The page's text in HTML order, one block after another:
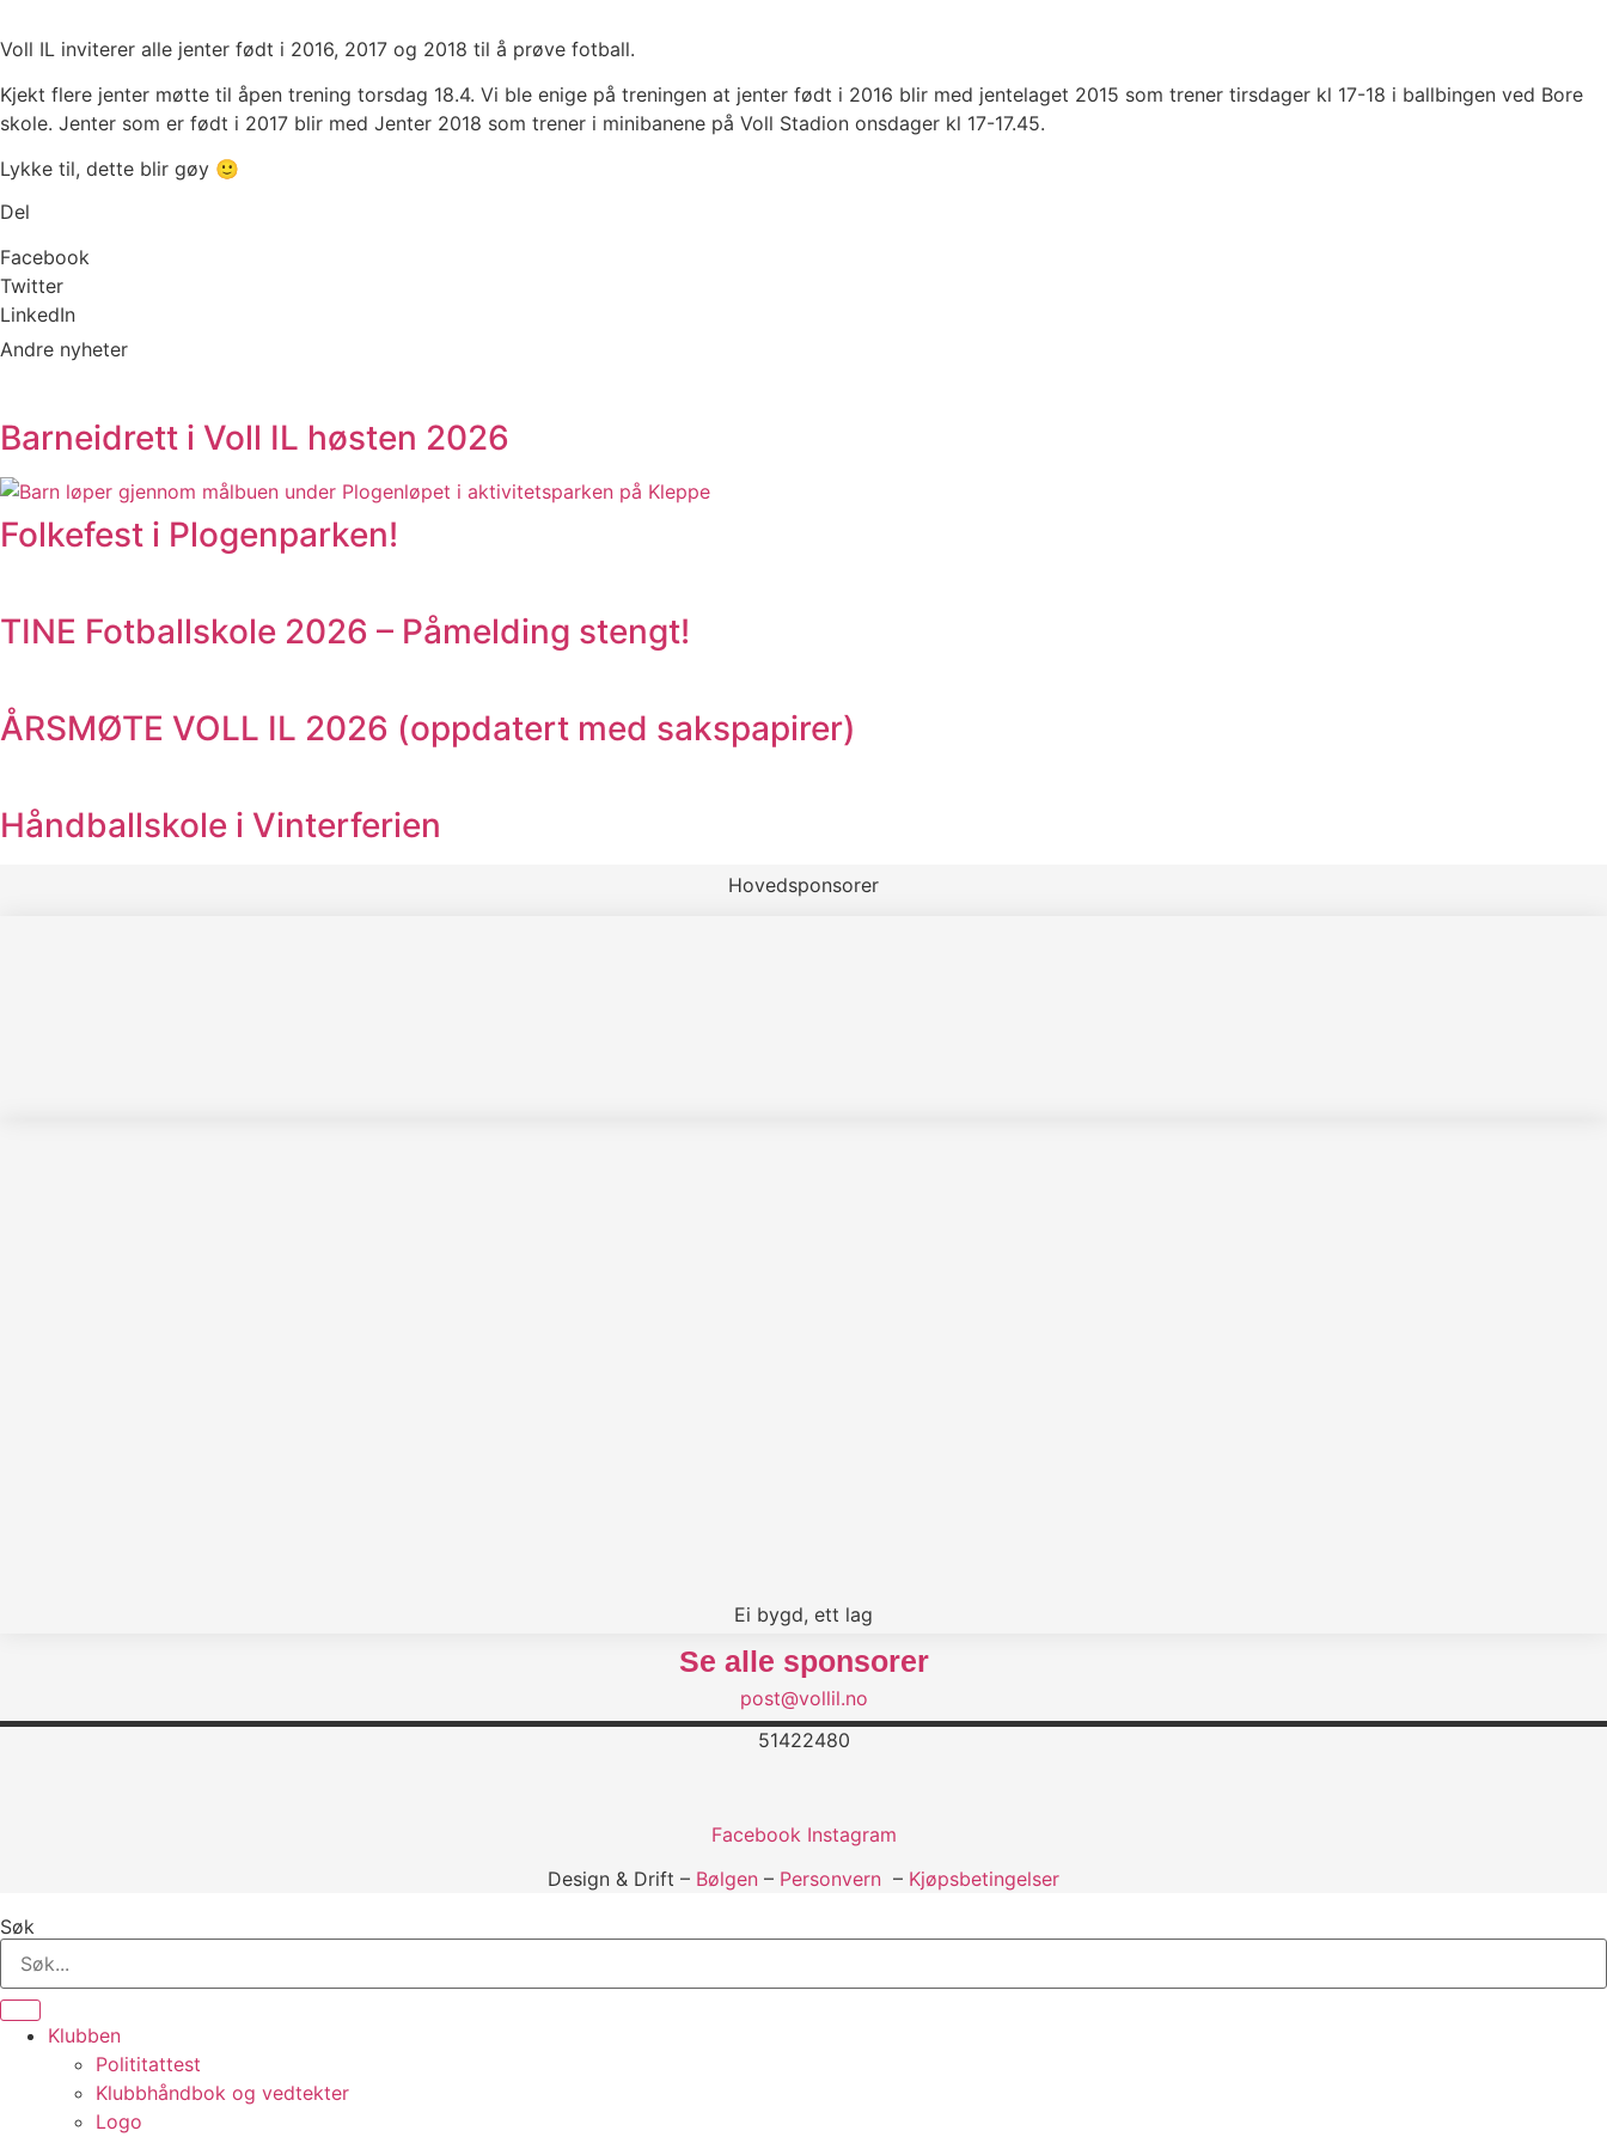
to
Voll IL inviterer alle jenter født i 2016, 2017 og 2018 til å prøve fotball.
Kjekt flere jenter møtte til åpen trening torsdag 18.4. Vi ble enige på treningen at jenter født i 2016 blir med jentelaget 2015 som trener tirsdager kl 17-18 i ballbingen ved Bore
skole. Jenter som er født i 2017 blir med Jenter 2018 som trener i minibanene på Voll Stadion onsdager kl 17-17.45.
Lykke til, dette blir gøy 🙂
Del
Facebook
Twitter
LinkedIn
Andre nyheter
Barneidrett i Voll IL høsten 2026
Folkefest i Plogenparken!
TINE Fotballskole 2026 – Påmelding stengt!
ÅRSMØTE VOLL IL 2026 (oppdatert med sakspapirer)
Håndballskole i Vinterferien
Hovedsponsorer
Se alle sponsorer
Ei bygd, ett lag
post@vollil.no
51422480
Facebook Instagram
Design & Drift – Bølgen – Personvern – Kjøpsbetingelser
Søk
Klubben
Polititattest
Klubbhåndbok og vedtekter
Logo